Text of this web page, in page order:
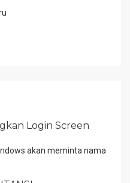
Login Screen
akan meminta nama